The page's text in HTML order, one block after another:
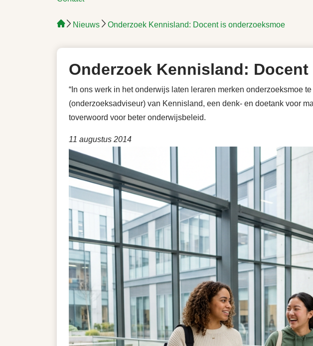
Nieuws Onderzoek Kennisland: Docent is onderzoeksmoe
Onderzoek Kennisland:
“In ons werk in het onderwijs laten leraren merken onderzoeksmoe
(onderzoeksadviseur) van Kennisland, een denk- en doetank voor
toverwoord voor beter onderwijsbeleid.
11 augustus 2014